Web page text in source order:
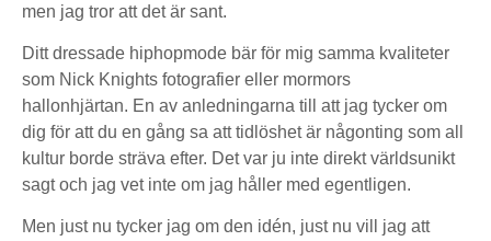
men jag tror att det är sant.
Ditt dressade hiphopmode bär för mig samma kvaliteter
som Nick Knights fotografier eller mormors
hallonhjärtan. En av anledningarna till att jag tycker om
dig för att du en gång sa att tidlöshet är någonting som all
kultur borde sträva efter. Det var ju inte direkt världsunikt
sagt och jag vet inte om jag håller med egentligen.
Men just nu tycker jag om den idén, just nu vill jag att